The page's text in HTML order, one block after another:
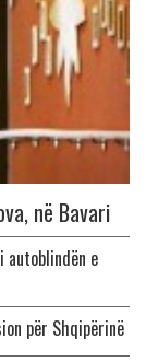
në Bavari
autoblindën e
për Shqipërinë